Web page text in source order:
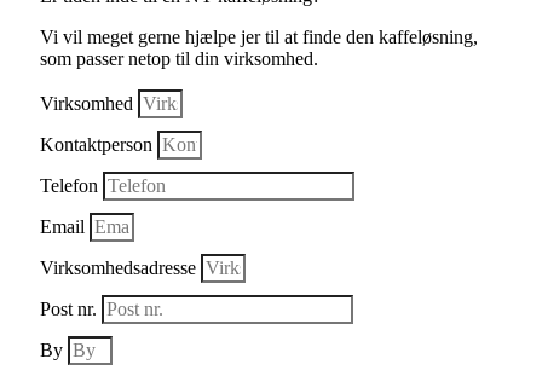
Vi vil meget gerne hjælpe jer til at finde den kaffeløsning,
som passer netop til din virksomhed.
Virksomhed
Kontaktperson
Telefon
Email
Virksomhedsadresse
Post nr.
By